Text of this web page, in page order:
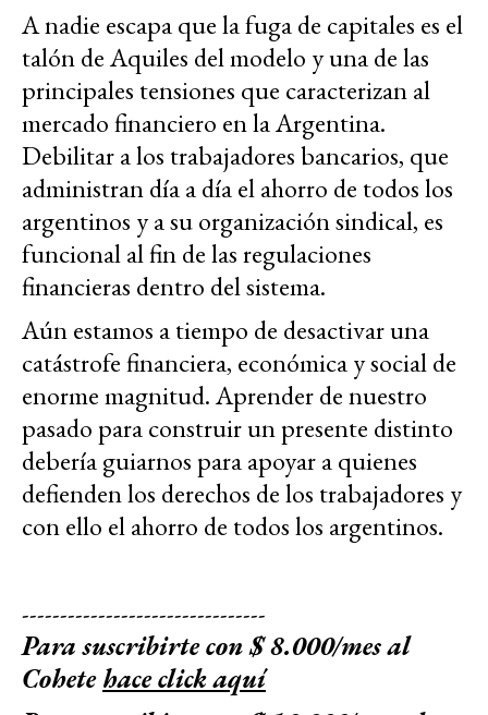
A nadie escapa que la fuga de capitales es el
talón de Aquiles del modelo y una de las
principales tensiones que caracterizan al
mercado financiero en la Argentina.
Debilitar a los trabajadores bancarios, que
administran día a día el ahorro de todos los
argentinos y a su organización sindical, es
funcional al fin de las regulaciones
financieras dentro del sistema.
Aún estamos a tiempo de desactivar una
catástrofe financiera, económica y social de
enorme magnitud. Aprender de nuestro
pasado para construir un presente distinto
debería guiarnos para apoyar a quienes
defienden los derechos de los trabajadores y
con ello el ahorro de todos los argentinos.
--------------------------------
Para suscribirte con $ 8.000/mes al
Cohetehace click aquí